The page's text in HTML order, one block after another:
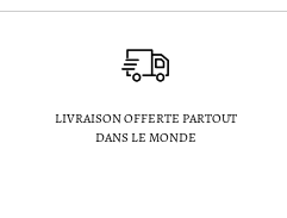
LIVRAISON OFFERTE PARTOUT
DANS LE MONDE